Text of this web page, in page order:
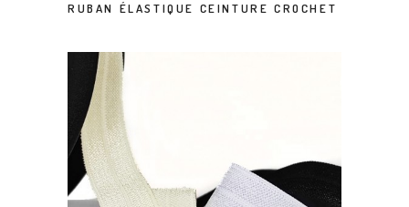
RUBAN ÉLASTIQUE CEINTURE CROCHET